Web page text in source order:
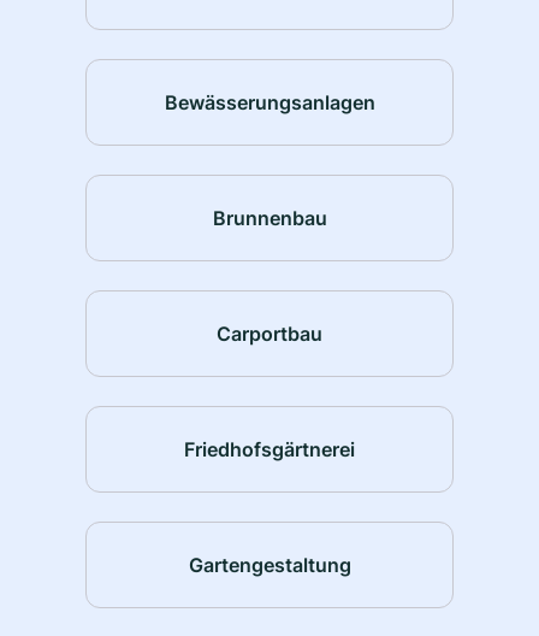
Bewässerungsanlagen
Brunnenbau
Carportbau
Friedhofsgärtnerei
Gartengestaltung